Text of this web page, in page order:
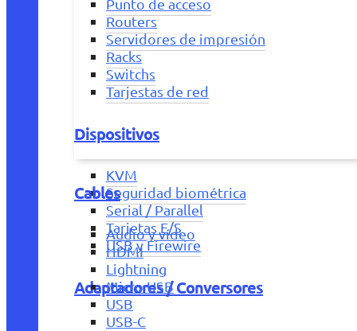
Punto de acceso
Routers
Servidores de impresión
Racks
Switchs
Tarjestas de red
Dispositivos
KVM
Seguridad biométrica
Serial / Parallel
Tarjetas E/S
USB y Firewire
Adaptadores / Conversores
Cables
Audio y vídeo
HDMI
Lightning
Micro USB
USB
USB-C